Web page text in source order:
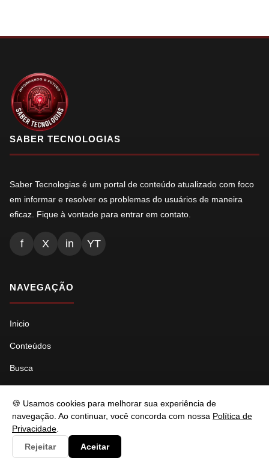
🍪 Usamos cookies para melhorar sua experiência de
navegação. Ao continuar, você concorda com nossa Política de
Privacidade
Rejeitar
Aceitar
SABER TECNOLOGIAS
Saber Tecnologias é um portal de conteúdo atualizado com foco
em informar e resolver os problemas do usuários de maneira
eficaz. Fique à vontade para entrar em contato.
f X in YT
NAVEGAÇÃO
Inicio
Conteúdos
Busca
Robots.txt
Sitemap Índice